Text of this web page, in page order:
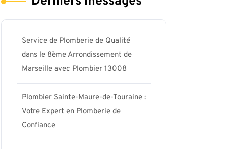
Service de Plomberie de Qualité
dans le 8ème Arrondissement de
Marseille avec Plombier 13008
Plombier Sainte-Maure-de-Touraine :
Votre Expert en Plomberie de
Confiance